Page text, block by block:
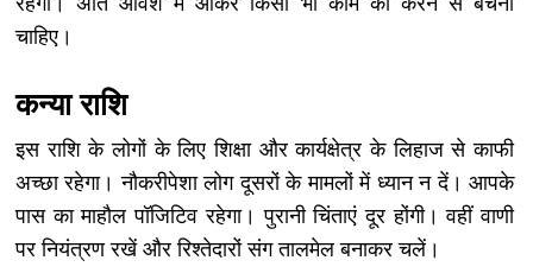
चाहिए।
कन्या राशि
इस राशि के लोगों के लिए शिक्षा और कार्यक्षेत्र के लिहाज से काफी
अच्छा रहेगा। नौकरीपेशा लोग दूसरों के मामलों में ध्यान न दें। आपके
पास का माहौल पॉजिटिव रहेगा। पुरानी चिंताएं दूर होंगी। वहीं वाणी
पर नियंत्रण रखें और रिश्तेदारों संग तालमेल बनाकर चलें।